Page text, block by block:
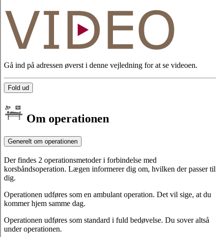
Gå ind på adressen øverst i denne vejledning for at se videoen.
Fold ud
Om operationen
Generelt om operationen
Der findes 2 operationsmetoder i forbindelse med
korsbåndsoperation. Lægen informerer dig om, hvilken der passer til
dig.
Operationen udføres som en ambulant operation. Det vil sige, at du
kommer hjem samme dag.
Operationen udføres som standard i fuld bedøvelse. Du sover altså
under operationen.